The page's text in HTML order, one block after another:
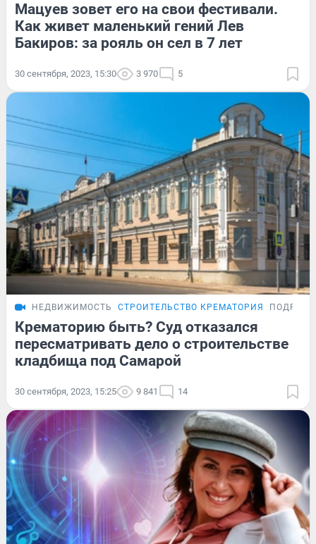
Мацуев зовет его на свои фестивали.
Как живет маленький гений Лев
Бакиров: за рояль он сел в 7 лет
30 сентября, 2023, 15:30 3 970 5
НЕДВИЖИМОСТЬ СТРОИТЕЛЬСТВО КРЕМАТОРИЯ
Крематорию быть? Суд отказался
пересматривать дело о строительстве
кладбища под Самарой
30 сентября, 2023, 15:25 9 841 14